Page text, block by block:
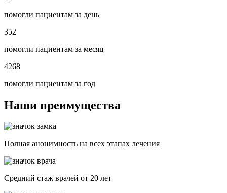
помогли пациентам за день
352
помогли пациентам за месяц
4268
помогли пациентам за год
Наши преимущества
Полная анонимность на всех этапах лечения
Средний стаж врачей от 20 лет